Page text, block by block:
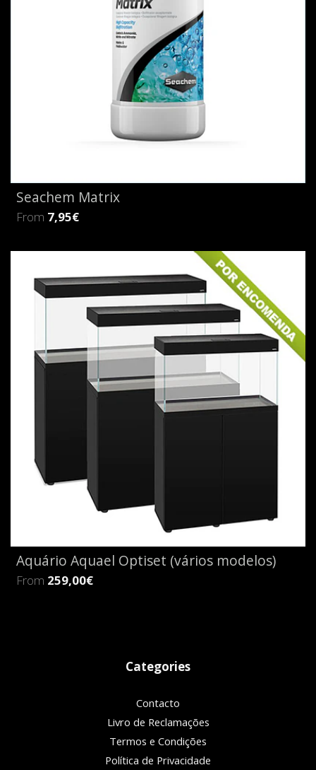
Seachem Matrix
From 7,95€
Aquário Aquael Optiset (vários modelos)
From 259,00€
Categories
Contacto
Livro de Reclamações
Termos e Condições
Política de Privacidade